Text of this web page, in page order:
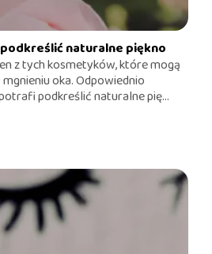
naturalne piękno
z tych kosmetyków, które mogą
oka. Odpowiednio
podkreślić naturalne pię...